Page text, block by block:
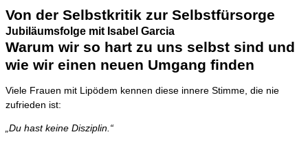
Von der Selbstkritik zur Selbstfürsorge
Jubiläumsfolge mit Isabel Garcia
Warum wir so hart zu uns selbst sind und
wie wir einen neuen Umgang finden
Viele Frauen mit Lipödem kennen diese innere Stimme, die nie
zufrieden ist:
„Du hast keine Disziplin.“